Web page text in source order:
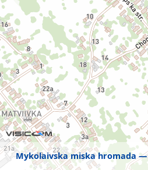
Mykolaivska miska hromada